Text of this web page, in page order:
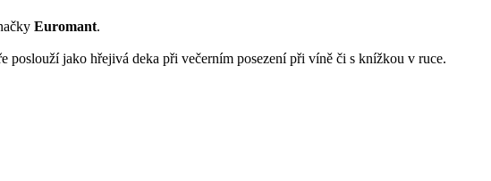
Euromant.
poslouží jako hřejivá deka při večerním posezení při víně či s knížkou v ruce.